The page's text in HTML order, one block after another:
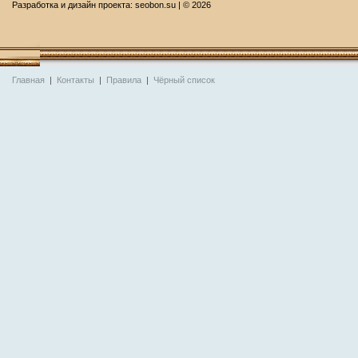
Разработка и дизайн проекта: seobon.su | © 2026
Главная | Контакты | Правила | Чёрный список